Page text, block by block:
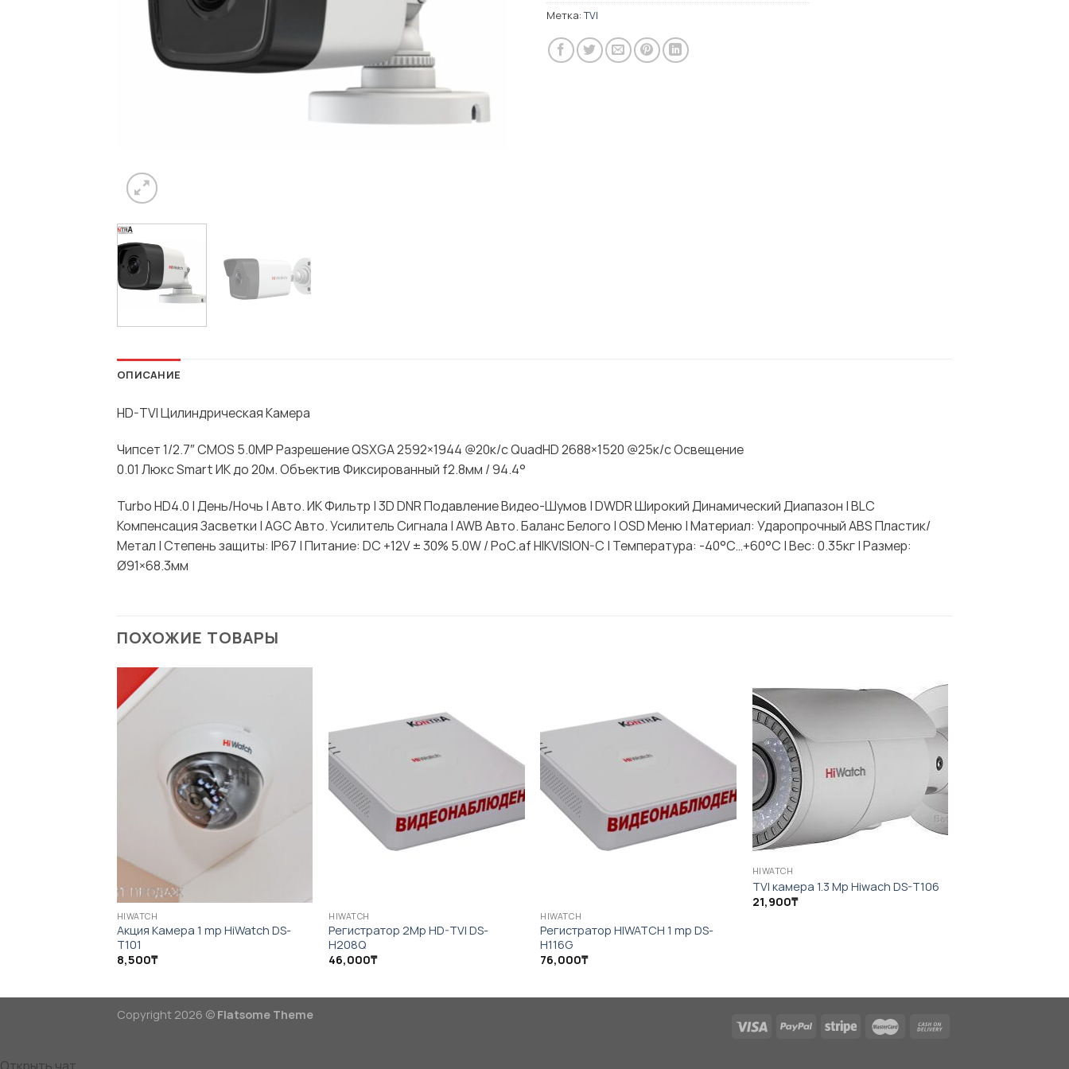
Метка:TVI
ОПИСАНИЕ
HD-TVI Цилиндрическая Камера
Чипсет 1/2.7″ CMOS 5.0MP Разрешение QSXGA 2592×1944 @20к/с QuadHD 2688×1520 @25к/с Освещение
0.01 Люкс Smart ИК до 20м. Объектив Фиксированный f2.8мм / 94.4°
Turbo HD4.0 | День/Ночь | Авто. ИК Фильтр | 3D DNR Подавление Видео-Шумов | DWDR Широкий Динамический Диапазон | BLC
Компенсация Засветки | AGC Авто. Усилитель Сигнала | AWB Авто. Баланс Белого | OSD Меню | Материал: Ударопрочный ABS Пластик/
Метал | Степень защиты: IP67 | Питание: DC +12V ± 30% 5.0W / PoC.af HIKVISION-C | Температура: -40°C…+60°C | Вес: 0.35кг | Размер:
Ø91×68.3мм
ПОХОЖИЕ ТОВАРЫ
HIWATCH
Акция Камера 1 mp HiWatch DS-
T101
8,500₸
HIWATCH
Регистратор 2Mp HD-TVI DS-
H208Q
46,000₸
HIWATCH
Регистратор HIWATCH 1 mp DS-
H116G
76,000₸
HIWATCH
TVI камера 1.3 Mp Hiwach DS-T106
21,900₸
Copyright 2026 © Flatsome Theme